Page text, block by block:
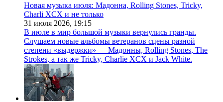
Новая музыка июля: Мадонна, Rolling Stones, Tricky,
Charli XCX и не только
31 июля 2026, 19:15
В июле в мир большой музыки вернулись гранды.
Слушаем новые альбомы ветеранов сцены разной
степени «выдержки» — Мадонны, Rolling Stones, The
Strokes, а так же Tricky, Charlie XCX и Jack White.